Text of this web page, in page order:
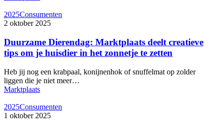
2025Consumenten
2 oktober 2025
Duurzame Dierendag: Marktplaats deelt creatieve
tips om je huisdier in het zonnetje te zetten
Heb jij nog een krabpaal, konijnenhok of snuffelmat op zolder
liggen die je niet meer…
Marktplaats
2025Consumenten
1 oktober 2025